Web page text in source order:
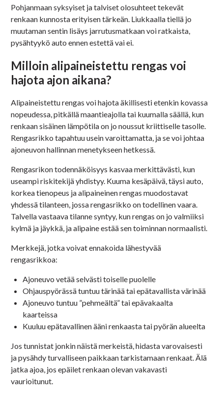
Pohjanmaan syksyiset ja talviset olosuhteet tekevät
renkaan kunnosta erityisen tärkeän. Liukkaalla tiellä jo
muutaman sentin lisäys jarrutusmatkaan voi ratkaista,
pysähtyykö auto ennen estettä vai ei.
Milloin alipaineistettu rengas voi
hajota ajon aikana?
Alipaineistettu rengas voi hajota äkillisesti etenkin kovassa
nopeudessa, pitkällä maantieajolla tai kuumalla säällä, kun
renkaan sisäinen lämpötila on jo noussut kriittiselle tasolle.
Rengasrikko tapahtuu usein varoittamatta, ja se voi johtaa
ajoneuvon hallinnan menetykseen hetkessä.
Rengasrikon todennäköisyys kasvaa merkittävästi, kun
useampi riskitekijä yhdistyy. Kuuma kesäpäivä, täysi auto,
korkea tienopeus ja alipaineinen rengas muodostavat
yhdessä tilanteen, jossa rengasrikko on todellinen vaara.
Talvella vastaava tilanne syntyy, kun rengas on jo valmiiksi
kylmä ja jäykkä, ja alipaine estää sen toiminnan normaalisti.
Merkkejä, jotka voivat ennakoida lähestyvää
rengasrikkoa:
Ajoneuvo vetää selvästi toiselle puolelle
Ohjauspyörässä tuntuu tärinää tai epätavallista värinää
Ajoneuvo tuntuu ”pehmeältä” tai epävakaalta
kaarteissa
Kuuluu epätavallinen ääni renkaasta tai pyörän alueelta
Jos tunnistat jonkin näistä merkeistä, hidasta varovaisesti
ja pysähdy turvalliseen paikkaan tarkistamaan renkaat. Älä
jatka ajoa, jos epäilet renkaan olevan vakavasti
vaurioitunut.